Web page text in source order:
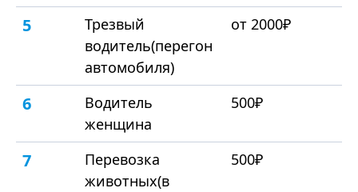
5
Трезвый
водитель(перегон
автомобиля)
от 2000₽
6
Водитель
женщина
500₽
7
Перевозка
животных(в
500₽